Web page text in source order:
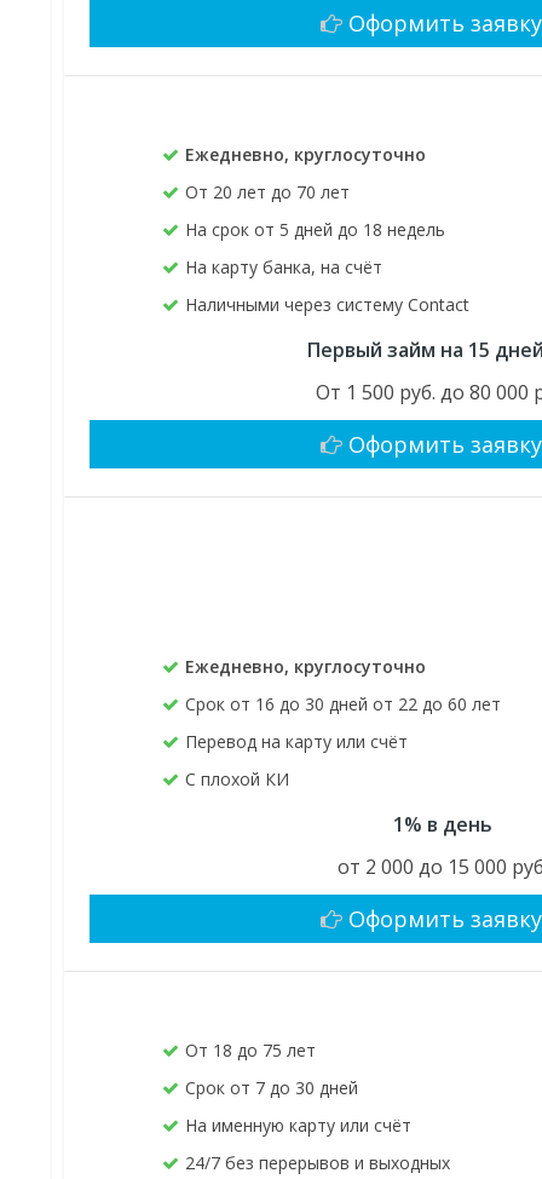
Оформить заявку
Ежедневно, круглосуточно
От 20 лет до 70 лет
На срок от 5 дней до 18 недель
На карту банка, на счёт
Наличными через систему Contact
Первый займ на 15
От 1 500 руб. до 80 000
Оформить заявку
Ежедневно, круглосуточно
Срок от 16 до 30 дней от 22 до 60 лет
Перевод на карту или счёт
С плохой КИ
1% в день
от 2 000 до 15 000
Оформить заявку
От 18 до 75 лет
Срок от 7 до 30 дней
На именную карту или счёт
24/7 без перерывов и выходных